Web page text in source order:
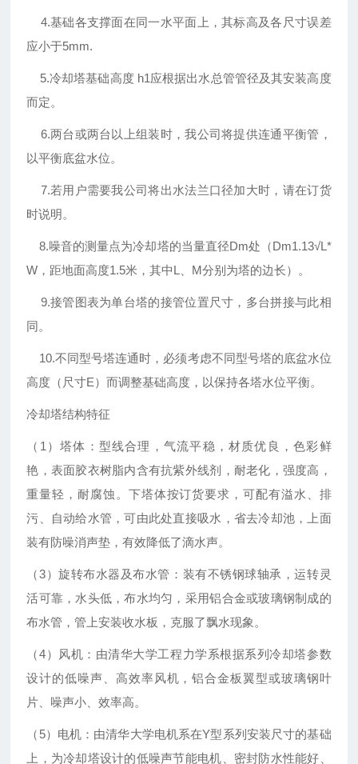
4.基础各支撑面在同一水平面上，其标高及各尺寸误差
应小于5mm.
5.冷却塔基础高度 h1应根据出水总管管径及其安装高度
而定。
6.两台或两台以上组装时，我公司将提供连通平衡管，
以平衡底盆水位。
7.若用户需要我公司将出水法兰口径加大时，请在订货
时说明。
8.噪音的测量点为冷却塔的当量直径Dm处（Dm1.13√L*
W，距地面高度1.5米，其中L、M分别为塔的边长）。
9.接管图表为单台塔的接管位置尺寸，多台拼接与此相
同。
10.不同型号塔连通时，必须考虑不同型号塔的底盆水位
高度（尺寸E）而调整基础高度，以保持各塔水位平衡。
冷却塔结构特征
（1）塔体：型线合理，气流平稳，材质优良，色彩鲜
艳，表面胶衣树脂内含有抗紫外线剂，耐老化，强度高，
重量轻，耐腐蚀。下塔体按订货要求，可配有溢水、排
污、自动给水管，可由此处直接吸水，省去冷却池，上面
装有防噪消声垫，有效降低了滴水声。
（3）旋转布水器及布水管：装有不锈钢球轴承，运转灵
活可靠，水头低，布水均匀，采用铝合金或玻璃钢制成的
布水管，管上安装收水板，克服了飘水现象。
（4）风机：由清华大学工程力学系根据系列冷却塔参数
设计的低噪声、高效率风机，铝合金板翼型或玻璃钢叶
片、噪声小、效率高。
（5）电机：由清华大学电机系在Y型系列安装尺寸的基础
上，为冷却塔设计的低噪声节能电机、密封防水性能好、